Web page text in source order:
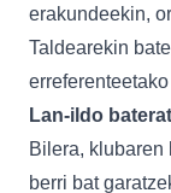
erakundeekin,
Taldearekin
erreferenteetako
Lan-ildo
Bilera, klubaren
berri bat